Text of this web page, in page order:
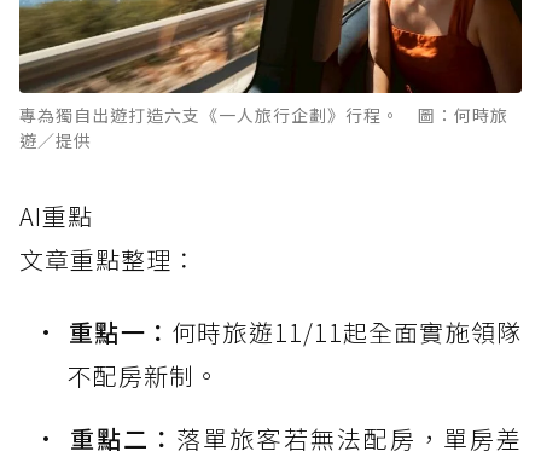
專為獨自出遊打造六支《一人旅行企劃》行程。 圖：何時旅
遊／提供
AI重點
文章重點整理：
重點一： 何時旅遊11/11起全面實施領隊
不配房新制。
重點二： 落單旅客若無法配房，單房差